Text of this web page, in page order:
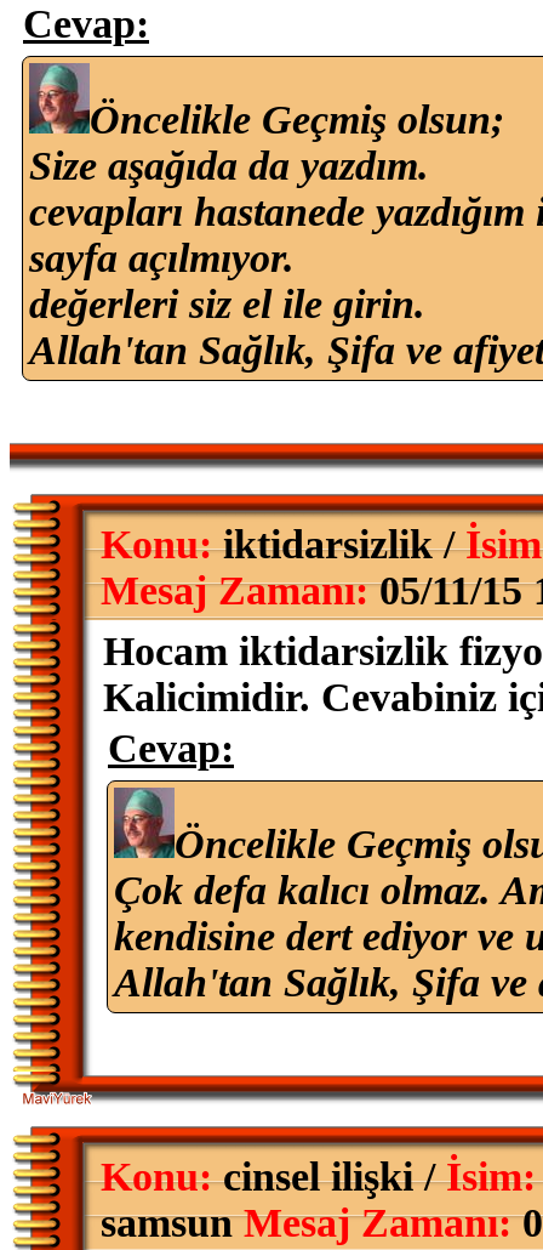
Cevap:
Öncelikle Geçmiş olsun;
Size aşağıda da yazdım.
cevapları hastanede
sayfa açılmıyor.
değerleri siz el ile girin.
Allah'tan Sağlık, Şifa ve
Konu:iktidarsizlik /
Mesaj Zamanı:05/11/15
Hocam iktidarsizlik
Kalicimidir. Cevabiniz
Cevap:
Öncelikle Geçmiş
Çok defa kalıcı olmaz.
kendisine dert ediyor ve
Allah'tan Sağlık, Şifa
Konu:cinsel ilişki /İsim:
samsunMesaj Zamanı: